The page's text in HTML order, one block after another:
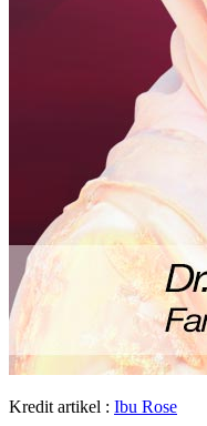
Kredit artikel : Ibu Rose